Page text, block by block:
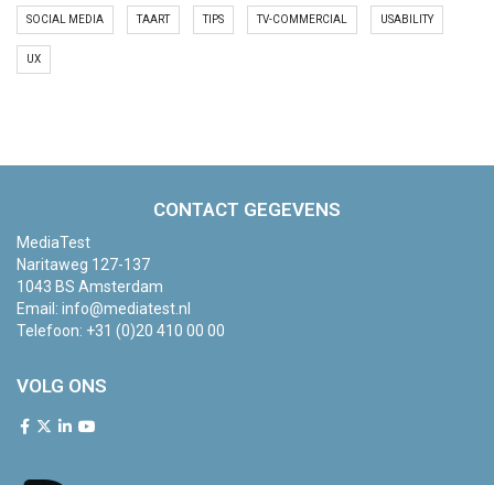
SOCIAL MEDIA TAART TIPS TV-COMMERCIAL USABILITY
UX
CONTACT GEGEVENS
MediaTest
Naritaweg 127-137
1043 BS Amsterdam
Email: info@mediatest.nl
Telefoon: +31 (0)20 410 00 00
VOLG ONS